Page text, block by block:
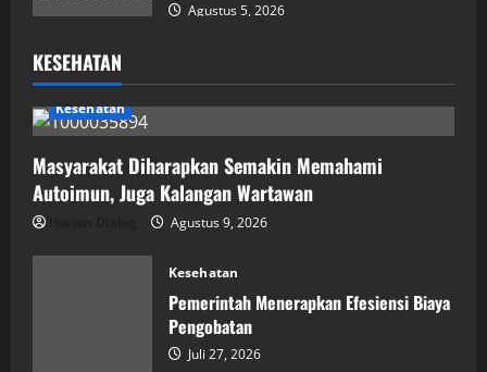
Agustus 5, 2026
KESEHATAN
Kesehatan
Masyarakat Diharapkan Semakin Memahami
Autoimun, Juga Kalangan Wartawan
Agustus 9, 2026
Kesehatan
Pemerintah Menerapkan Efesiensi Biaya
Pengobatan
Juli 27, 2026